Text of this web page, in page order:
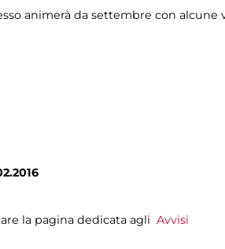
animerà da settembre con
la pagina dedicata agli Avvisi